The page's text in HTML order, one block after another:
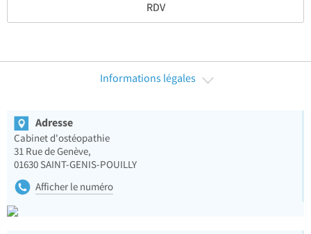
RDV
Informations légales
Adresse
Cabinet d'ostéopathie
31 Rue de Genève,
01630 SAINT-GENIS-POUILLY
Afficher le numéro